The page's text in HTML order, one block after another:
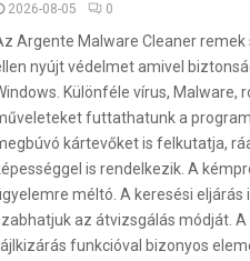
2026-08-05 0
Argente Malware Cleaner
nyújt védelmet amivel
Különféle vírus, Malware,
futtathatunk a
kártevőket is felkutatja,
is rendelkezik. A
méltó. A keresési eljárás
az átvizsgálás módját.
funkcióval bizonyos